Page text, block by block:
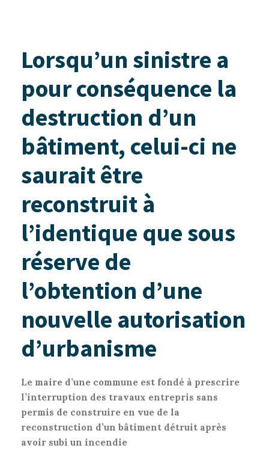
Lorsqu’un sinistre a
pour conséquence la
destruction d’un
bâtiment, celui-ci ne
saurait être
reconstruit à
l’identique que sous
réserve de
l’obtention d’une
nouvelle autorisation
d’urbanisme
Le maire d’une commune est fondé à prescrire
l’interruption des travaux entrepris sans
permis de construire en vue de la
reconstruction d’un bâtiment détruit après
avoir subi un incendie